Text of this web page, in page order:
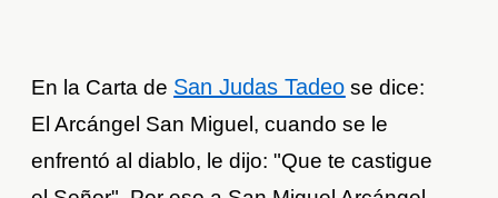
En la Carta de San Judas Tadeo se dice:
El Arcángel San Miguel, cuando se le
enfrentó al diablo, le dijo: "Que te castigue